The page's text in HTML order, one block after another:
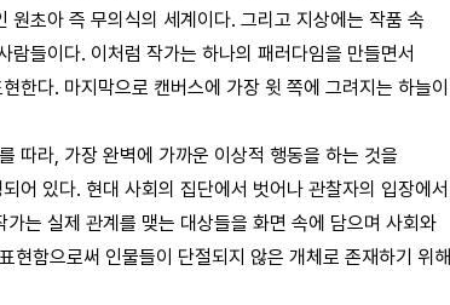
초아 즉 무의식의 세계이다. 그리고 지상에는 작품 속
들이다. 이처럼 작가는 하나의 패러다임을 만들면서
한다. 마지막으로 캔버스에 가장 윗 쪽에 그려지는 하늘이
따라, 가장 완벽에 가까운 이상적 행동을 하는 것을
어 있다. 현대 사회의 집단에서 벗어나 관찰자의 입장에서
는 실제 관계를 맺는 대상들을 화면 속에 담으며 사회와
현함으로써 인물들이 단절되지 않은 개체로 존재하기 위해